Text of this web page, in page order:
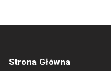
Strona Główna